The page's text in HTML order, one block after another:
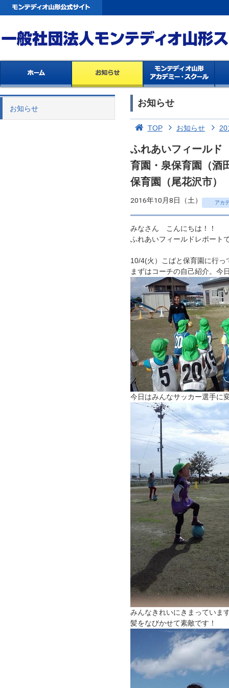
お知らせ
お知らせ
TOP お知らせ
ふれあいフィールド
育園・泉保育園（酒
保育園（尾花沢市）
2016年10月8日（土） アカ
みなさん こんにちは！！
ふれあいフィールドレポート
10/4(火）こばと保育園に行っ
まずはコーチの自己紹介。今
今日はみんなサッカー選手に
みんなきれいにきまっていま
髪をなびかせて素敵です！